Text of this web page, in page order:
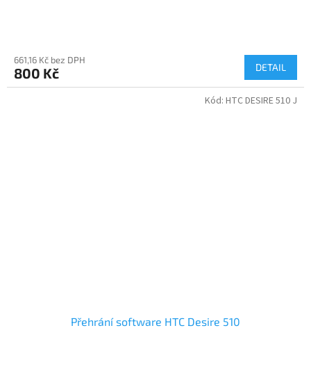
661,16 Kč bez DPH
800 Kč DETAIL
Přehrání software HTC Desire 510
Kód: HTC DESIRE 510 J